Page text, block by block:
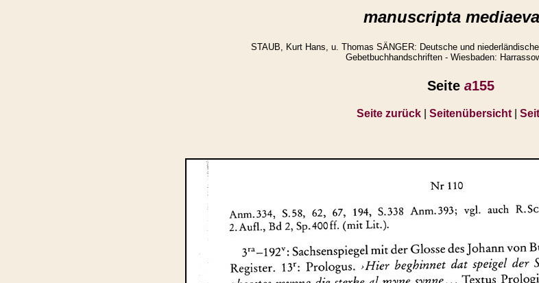
manuscripta
STAUB, Kurt Hans, u. Thomas SÄNGER: Deutsche und
Gebetbuchhandschriften - Wiesbaden:
Seite a155
Seite zurück| Seitenübersicht|